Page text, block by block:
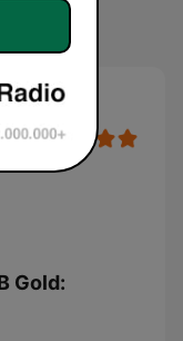
Gold: